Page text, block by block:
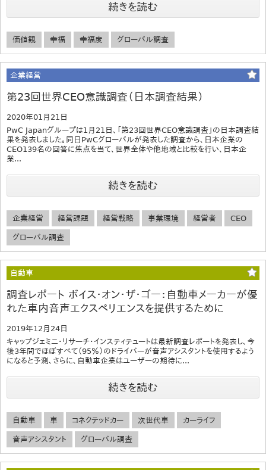
続きを読む
価値観 幸福 幸福度 グローバル調査
企業経営
第23回世界CEO意識調査（日本調査結果）
2020年01月21日
PwC Japanグループは1月21日、「第23回世界CEO意識調査」の日本調査結
果を発表しました。同日PwCグローバルが発表した調査から、日本企業の
CEO139名の回答に焦点を当て、世界全体や他地域と比較を行い、日本企
業...
続きを読む
企業経営 経営課題 経営戦略 事業環境 経営者 CEO
グローバル調査
自動車
調査レポート ボイス・オン・ザ・ゴー：自動車メーカーが優
れた車内音声エクスペリエンスを提供するために
2019年12月24日
キャップジェミニ・リサーチ・インスティテュートは最新調査レポートを発表し、今
後3年間でほぼすべて（95％）のドライバーが音声アシスタントを使用するよう
になると予測、さらに、自動車企業はユーザーの期待に...
続きを読む
自動車 車 コネクテッドカー 次世代車 カーライフ
音声アシスタント グローバル調査